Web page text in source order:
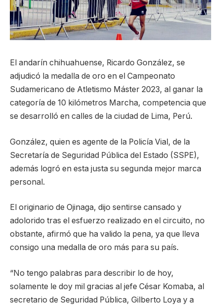
El andarín chihuahuense, Ricardo González, se
adjudicó la medalla de oro en el Campeonato
Sudamericano de Atletismo Máster 2023, al ganar la
categoría de 10 kilómetros Marcha, competencia que
se desarrolló en calles de la ciudad de Lima, Perú.
González, quien es agente de la Policía Vial, de la
Secretaría de Seguridad Pública del Estado (SSPE),
además logró en esta justa su segunda mejor marca
personal.
El originario de Ojinaga, dijo sentirse cansado y
adolorido tras el esfuerzo realizado en el circuito, no
obstante, afirmó que ha valido la pena, ya que lleva
consigo una medalla de oro más para su país.
“No tengo palabras para describir lo de hoy,
solamente le doy mil gracias al jefe César Komaba, al
secretario de Seguridad Pública, Gilberto Loya y a